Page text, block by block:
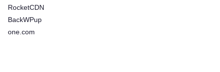
RocketCDN
BackWPup
one.com